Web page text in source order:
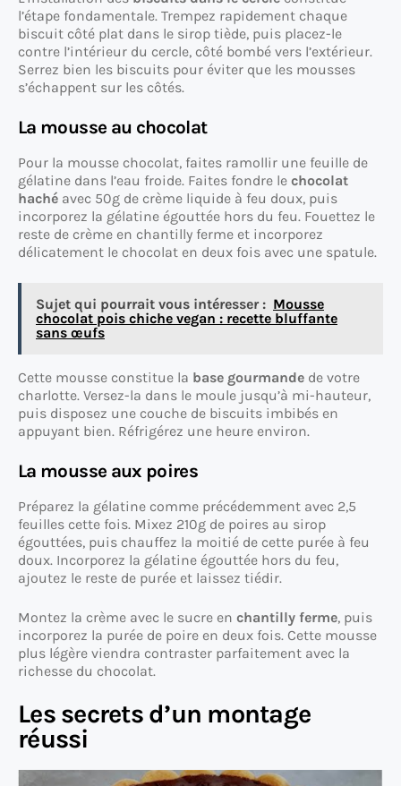
l’étape fondamentale. Trempez rapidement chaque
biscuit côté plat dans le sirop tiède, puis placez-le
contre l’intérieur du cercle, côté bombé vers l’extérieur.
Serrez bien les biscuits pour éviter que les mousses
s’échappent sur les côtés.
La mousse au chocolat
Pour la mousse chocolat, faites ramollir une feuille de
gélatine dans l’eau froide. Faites fondre le chocolat
haché avec 50g de crème liquide à feu doux, puis
incorporez la gélatine égouttée hors du feu. Fouettez le
reste de crème en chantilly ferme et incorporez
délicatement le chocolat en deux fois avec une spatule.
Sujet qui pourrait vous intéresser : Mousse
chocolat pois chiche vegan : recette bluffante
sans œufs
Cette mousse constitue la base gourmande de votre
charlotte. Versez-la dans le moule jusqu’à mi-hauteur,
puis disposez une couche de biscuits imbibés en
appuyant bien. Réfrigérez une heure environ.
La mousse aux poires
Préparez la gélatine comme précédemment avec 2,5
feuilles cette fois. Mixez 210g de poires au sirop
égouttées, puis chauffez la moitié de cette purée à feu
doux. Incorporez la gélatine égouttée hors du feu,
ajoutez le reste de purée et laissez tiédir.
Montez la crème avec le sucre en chantilly ferme, puis
incorporez la purée de poire en deux fois. Cette mousse
plus légère viendra contraster parfaitement avec la
richesse du chocolat.
Les secrets d’un montage
réussi